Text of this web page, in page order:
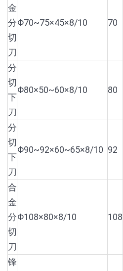
金
分
切
刀
Φ70~75×45×8/10 70
分
切
下
刀
Φ80×50~60×8/10 80
分
切
下
刀
Φ90~92×60~65×8/10 92
合
金
分
切
刀
Φ108×80×8/10 108
锋